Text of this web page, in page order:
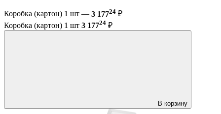
Коробка (картон) 1 шт — 3 17724 ₽
Коробка (картон) 1 шт 3 17724 ₽
В корзину